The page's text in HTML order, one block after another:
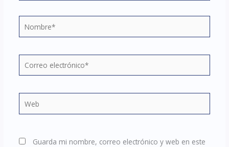
Nombre*
Correo
electrónico*
Guarda mi nombre, correo electrónico y web en este